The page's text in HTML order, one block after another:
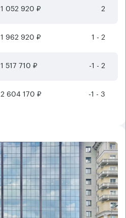
1 052 920 ₽ 2
1 962 920 ₽ 1 - 2
1 517 710 ₽ -1 - 2
2 604 170 ₽ -1 - 3